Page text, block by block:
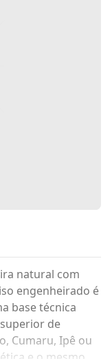
natural com
engenheirado é
base técnica
de
Cumaru, Ipê ou